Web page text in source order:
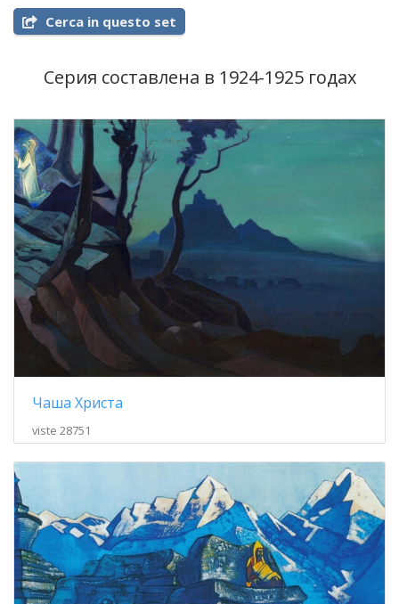
Cerca in questo set
Серия составлена в 1924-1925 годах
Чаша Христа
viste 28751